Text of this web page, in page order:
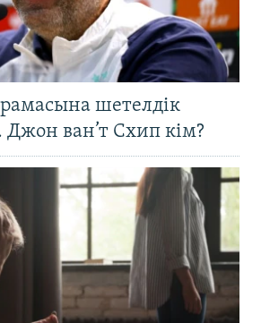
шетелдік
Джон ван’т Схип кім?